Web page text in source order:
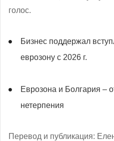
голос.
Бизнес поддержал
еврозону с 2026 г.
Еврозона и Болгария –
нетерпения
Перевод и публикация: